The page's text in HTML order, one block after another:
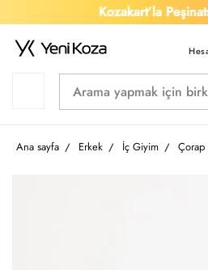
Kozakart’la
Ana sayfa Erkek İç Giyim Çorap